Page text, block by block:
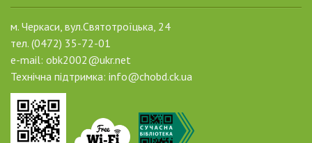
м. Черкаси, вул.Святотроїцька, 24
тел. (0472) 35-72-01
e-mail: obk2002@ukr.net
Технічна підтримка: info@chobd.ck.ua